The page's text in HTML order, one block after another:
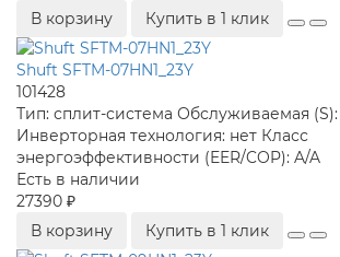
В корзину
Купить в 1 клик
Shuft SFTM-07HN1_23Y
101428
Тип: сплит-система Обслуживаемая (S):
Инверторная технология: нет Класс
энергоэффективности (EER/COP): A/A
Есть в наличии
27390 ₽
В корзину
Купить в 1 клик